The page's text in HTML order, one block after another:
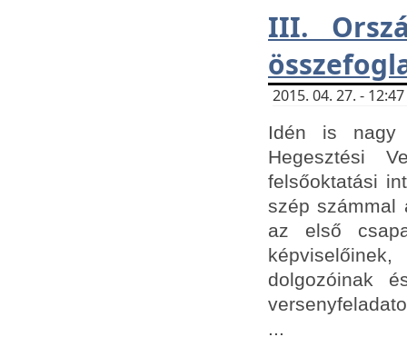
III.
2015. 04. 27. -
Idén is nagy
Hegesztési
felsőoktatási
szép számmal
az első
dolgozóinak
...